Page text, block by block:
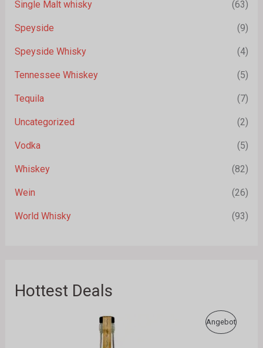
Single Malt whisky (63)
Speyside (9)
Speyside Whisky (4)
Tennessee Whiskey (5)
Tequila (7)
Uncategorized (2)
Vodka (5)
Whiskey (82)
Wein (26)
World Whisky (93)
Hottest Deals
AngebotP